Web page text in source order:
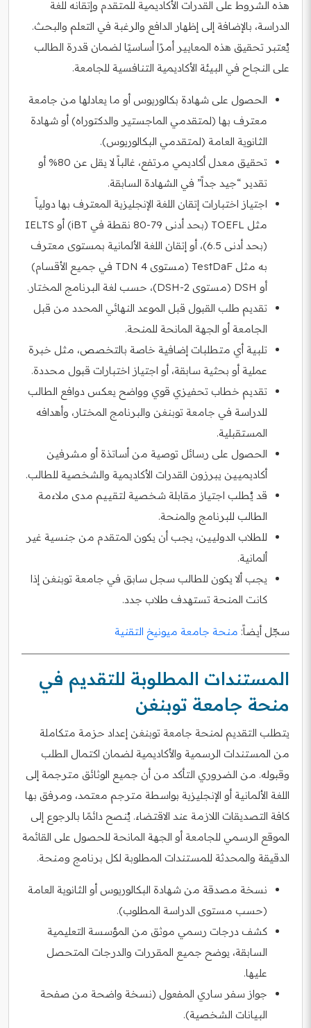
هذه الشروط على القدرات الأكاديمية للمتقدم وإتقانه للغة
الدراسة، بالإضافة إلى إظهار الدافع والرغبة في التعلم والبحث.
يُعتبر تحقيق هذه المعايير أمرًا أساسيًا لضمان قدرة الطالب
على النجاح في البيئة الأكاديمية التنافسية للجامعة.
الحصول على شهادة بكالوريوس أو ما يعادلها من جامعة
معترف بها (لمتقدمي الماجستير والدكتوراه) أو شهادة
الثانوية العامة (لمتقدمي البكالوريوس).
تحقيق معدل أكاديمي مرتفع، غالباً لا يقل عن 80% أو
تقدير “جيد جداً” في الشهادة السابقة.
اجتياز اختبارات إتقان اللغة الإنجليزية المعترف بها دولياً
مثل TOEFL (بحد أدنى 79-80 نقطة في iBT) أو IELTS
(بحد أدنى 6.5)، أو إتقان اللغة الألمانية بمستوى معترف
به مثل TestDaF (مستوى TDN 4 في جميع الأقسام)
أو DSH (مستوى DSH-2)، حسب لغة البرنامج المختار.
تقديم طلب القبول قبل الموعد النهائي المحدد من قبل
الجامعة أو الجهة المانحة للمنحة.
تلبية أي متطلبات إضافية خاصة بالتخصص، مثل خبرة
عملية أو بحثية سابقة، أو اجتياز اختبارات قبول محددة.
تقديم خطاب تحفيزي قوي وواضح يعكس دوافع الطالب
للدراسة في جامعة توبنغن والبرنامج المختار، وأهدافه
المستقبلية.
الحصول على رسائل توصية من أساتذة أو مشرفين
أكاديميين يبرزون القدرات الأكاديمية والشخصية للطالب.
قد يُطلب اجتياز مقابلة شخصية لتقييم مدى ملاءمة
الطالب للبرنامج والمنحة.
للطلاب الدوليين، يجب أن يكون المتقدم من جنسية غير
ألمانية.
يجب ألا يكون للطالب سجل سابق في جامعة توبنغن إذا
كانت المنحة تستهدف طلاب جدد.
سجّل أيضاً: منحة جامعة ميونيخ التقنية
المستندات المطلوبة للتقديم في
منحة جامعة توبنغن
يتطلب التقديم لمنحة جامعة توبنغن إعداد حزمة متكاملة
من المستندات الرسمية والأكاديمية لضمان اكتمال الطلب
وقبوله. من الضروري التأكد من أن جميع الوثائق مترجمة إلى
اللغة الألمانية أو الإنجليزية بواسطة مترجم معتمد، ومرفق بها
كافة التصديقات اللازمة عند الاقتضاء. يُنصح دائمًا بالرجوع إلى
الموقع الرسمي للجامعة أو الجهة المانحة للحصول على القائمة
الدقيقة والمحدثة للمستندات المطلوبة لكل برنامج ومنحة.
نسخة مصدقة من شهادة البكالوريوس أو الثانوية العامة
(حسب مستوى الدراسة المطلوب).
كشف درجات رسمي موثق من المؤسسة التعليمية
السابقة، يوضح جميع المقررات والدرجات المتحصل
عليها.
جواز سفر ساري المفعول (نسخة واضحة من صفحة
البيانات الشخصية).